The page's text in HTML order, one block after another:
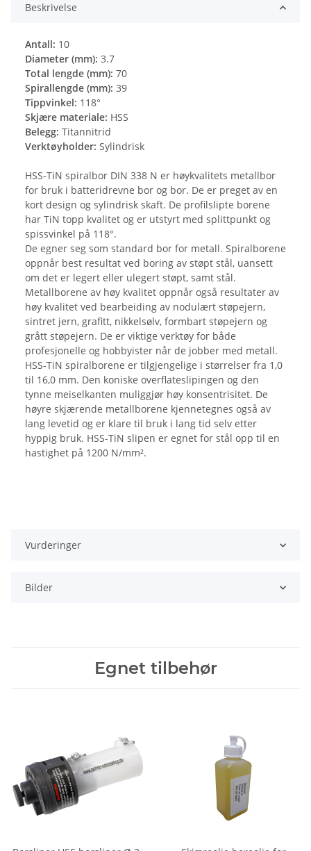
Beskrivelse
Antall: 10
Diameter (mm): 3.7
Total lengde (mm): 70
Spirallengde (mm): 39
Tippvinkel: 118°
Skjære materiale: HSS
Belegg: Titannitrid
Verktøyholder: Sylindrisk
HSS-TiN spiralbor DIN 338 N er høykvalitets metallbor
for bruk i batteridrevne bor og bor. De er preget av en
kort design og sylindrisk skaft. De profilslipte borene
har TiN topp kvalitet og er utstyrt med splittpunkt og
spissvinkel på 118°.
De egner seg som standard bor for metall. Spiralborene
oppnår best resultat ved boring av støpt stål, uansett
om det er legert eller ulegert støpt, samt stål.
Metallborene av høy kvalitet oppnår også resultater av
høy kvalitet ved bearbeiding av nodulært støpejern,
sintret jern, grafitt, nikkelsølv, formbart støpejern og
grått støpejern. De er viktige verktøy for både
profesjonelle og hobbyister når de jobber med metall.
HSS-TiN spiralborene er tilgjengelige i størrelser fra 1,0
til 16,0 mm. Den koniske overflateslipingen og den
tynne meiselkanten muliggjør høy konsentrisitet. De
høyre skjærende metallborene kjennetegnes også av
lang levetid og er klare til bruk i lang tid selv etter
hyppig bruk. HSS-TiN slipen er egnet for stål opp til en
hastighet på 1200 N/mm².
Vurderinger
Bilder
Egnet tilbehør